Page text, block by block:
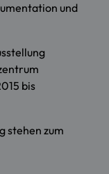
und
bis
stehen zum